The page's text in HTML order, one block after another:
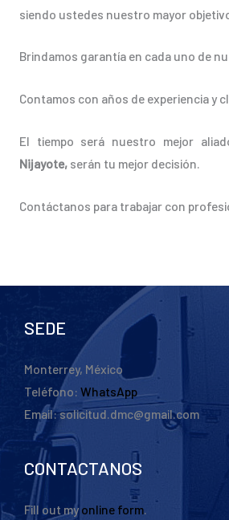
siendo ustedes nuestro mayor
Brindamos garantía en cada uno de
Contamos con años de experiencia y
El tiempo será nuestro mejor
Nijayote, serán tu mejor decisión.
Contáctanos para trabajar con
SEDE
Monterrey, México
Teléfono: WhatsApp
Email: solicitud.dmc@gmail.com
CONTACTANOS
Fill out my online form.